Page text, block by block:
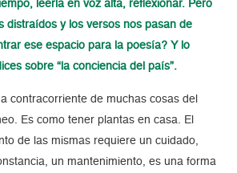
leerla en voz alta, reflexionar. Pero
distraídos y los versos nos pasan de
ese espacio para la poesía? Y lo
sobre “la conciencia del país”.
contracorriente de muchas cosas del
Es como tener plantas en casa. El
de las mismas requiere un cuidado,
un mantenimiento, es una forma